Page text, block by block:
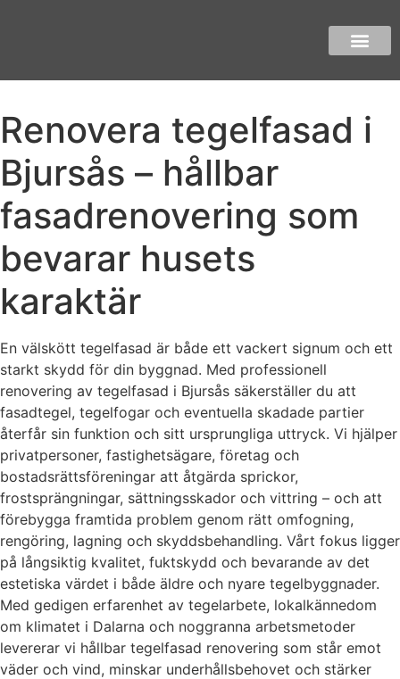
Renovera tegelfasad i
Bjursås – hållbar
fasadrenovering som
bevarar husets
karaktär
En välskött tegelfasad är både ett vackert signum och ett
starkt skydd för din byggnad. Med professionell
renovering av tegelfasad i Bjursås säkerställer du att
fasadtegel, tegelfogar och eventuella skadade partier
återfår sin funktion och sitt ursprungliga uttryck. Vi hjälper
privatpersoner, fastighetsägare, företag och
bostadsrättsföreningar att åtgärda sprickor,
frostsprängningar, sättningsskador och vittring – och att
förebygga framtida problem genom rätt omfogning,
rengöring, lagning och skyddsbehandling. Vårt fokus ligger
på långsiktig kvalitet, fuktskydd och bevarande av det
estetiska värdet i både äldre och nyare tegelbyggnader.
Med gedigen erfarenhet av tegelarbete, lokalkännedom
om klimatet i Dalarna och noggranna arbetsmetoder
levererar vi hållbar tegelfasad renovering som står emot
väder och vind, minskar underhållsbehovet och stärker